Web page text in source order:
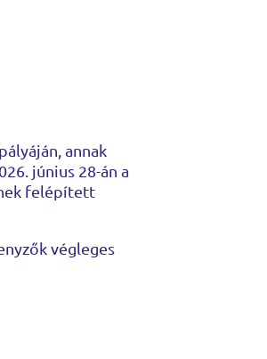
annak
június 28-án a
felépített
végleges